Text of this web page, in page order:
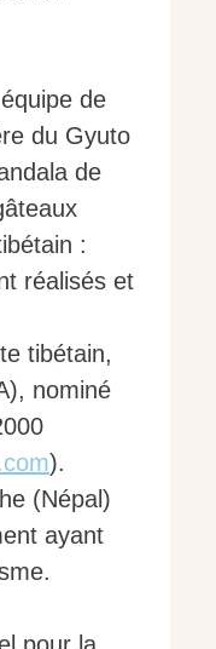
de
du Gyuto
de
:
réalisés et
tibétain,
nominé
).
(Népal)
ayant